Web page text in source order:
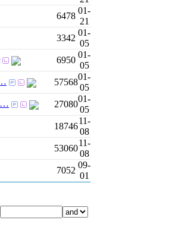
6478
01-
21
3342
01-
05
6950
01-
05
57568
01-
05
… 27080
01-
05
18746
11-
08
53060
11-
08
7052
09-
01